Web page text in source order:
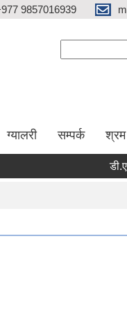
9857016939
ग्यालरी सम्पर्क
डी.ए.पी